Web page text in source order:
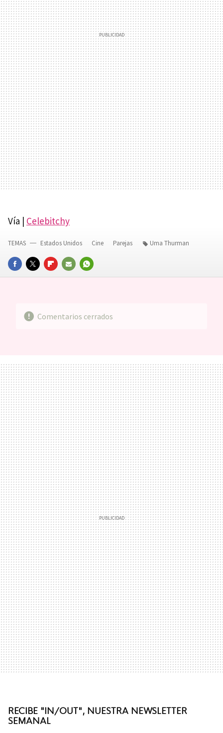
Vía | Celebitchy
FACEBOOKTWITTERFLIPBOARD
E-
WHATSAPP
TEMAS Estados Unidos Cine Parejas Uma Thurman
Comentarios cerrados
RECIBE "IN/OUT", NUESTRA NEWSLETTER
SEMANAL